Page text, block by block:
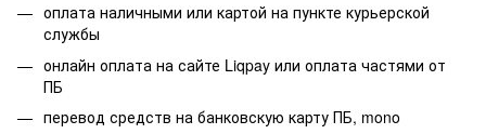
оплата наличными или картой на пункте курьерской
службы
онлайн оплата на сайте Liqpay или оплата частями от
ПБ
перевод средств на банковскую карту ПБ, mono